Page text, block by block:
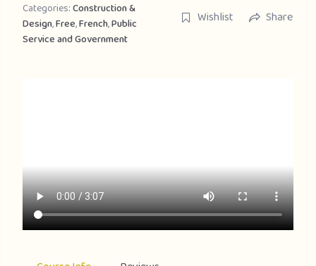
Categories:Construction &
Design,Free,French,Public
Service and Government
Wishlist Share